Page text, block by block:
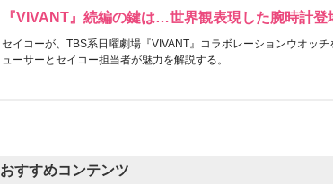
『VIVANT』続編の鍵は…世界観表現した腕時計登
セイコーが、TBS系日曜劇場『VIVANT』コラボレーションウオッ
ューサーとセイコー担当者が魅力を解説する。
おすすめコンテンツ